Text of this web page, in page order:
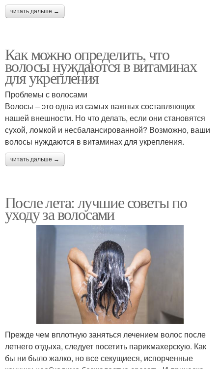
читать дальше →
Как можно определить, что
волосы нуждаются в витаминах
для укрепления
Проблемы с волосами
Волосы – это одна из самых важных составляющих
нашей внешности. Но что делать, если они становятся
сухой, ломкой и несбалансированной? Возможно, ваши
волосы нуждаются в витаминах для укрепления.
читать дальше →
После лета: лучшие советы по
уходу за волосами
Прежде чем вплотную заняться лечением волос после
летнего отдыха, следует посетить парикмахерскую. Как
бы ни было жалко, но все секущиеся, испорченные